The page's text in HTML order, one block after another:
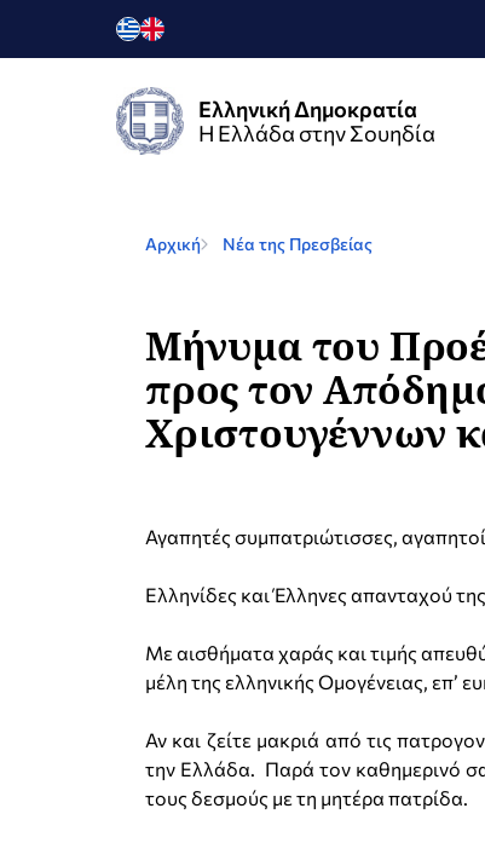
Ελληνική Δημοκρατία
Η Ελλάδα στην Σουηδία
Αρχική Νέα της Πρεσβείας
Μήνυμα του
προς τον
Χριστουγέννων
Αγαπητές συμπατριώτισσες,
Ελληνίδες και Έλληνες απανταχού
Mε αισθήματα χαράς και τιμής
μέλη της ελληνικής Ομογένειας, επ’
Αν και ζείτε μακριά από τις
την Ελλάδα. Παρά τον καθημερινό
τους δεσμούς με τη μητέρα πατρίδα.